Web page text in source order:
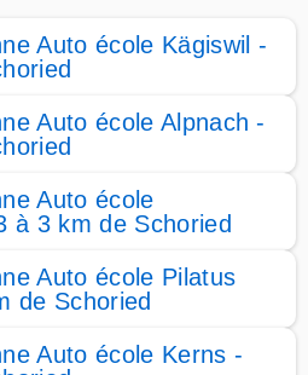
Auto école Kägiswil -
Auto école Alpnach -
Auto école
à 3 km de Schoried
Auto école Pilatus
de Schoried
Auto école Kerns -